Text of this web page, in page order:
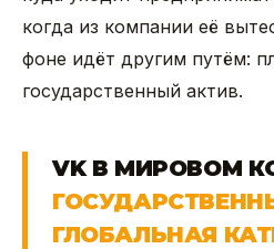
когда из компании её
фоне идёт другим путём:
государственный актив.
VK В МИРОВОМ
ГЛОБАЛЬНАЯ